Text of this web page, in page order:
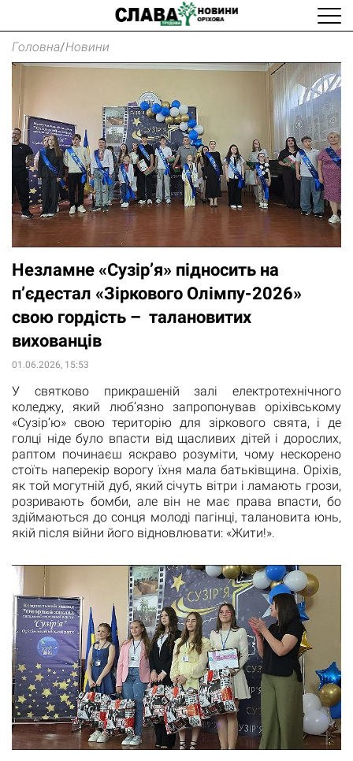
Головна/Новини
Незламне «Сузір’я» підносить на
п’єдестал «Зіркового Олімпу-2026»
свою гордість – талановитих
вихованців
01.06.2026, 15:53
У святково прикрашеній залі електротехнічного
коледжу, який люб’язно запропонував оріхівському
«Сузір’ю» свою територію для зіркового свята, і де
голці ніде було впасти від щасливих дітей і дорослих,
раптом починаєш яскраво розуміти, чому нескорено
стоїть наперекір ворогу їхня мала батьківщина. Оріхів,
як той могутній дуб, який січуть вітри і ламають грози,
розривають бомби, але він не має права впасти, бо
здіймаються до сонця молоді пагінці, талановита юнь,
якій після війни його відновлювати: «Жити!».